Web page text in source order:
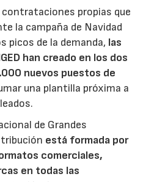
contrataciones propias que
la campaña de Navidad
picos de la demanda, las
han creado en los dos
nuevos puestos de
una plantilla próxima a
de Grandes
está formada por
comerciales,
en todas las